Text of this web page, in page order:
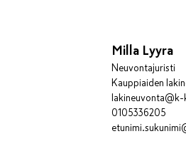
Milla Lyyra
Neuvontajuristi
Kauppiaiden
0105336205